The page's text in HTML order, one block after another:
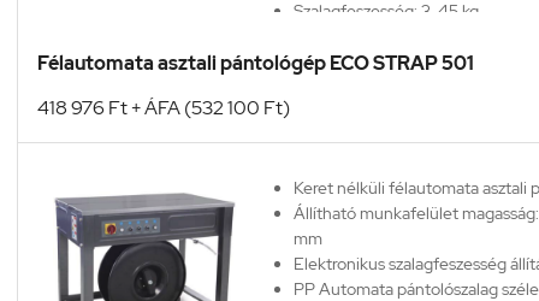
Szalagfeszesség: 3-45 kg
Minimum termék méret: H 80
Gép tömege: 85 kg
E-mail
elérhetőségünk:
Telefonos segítség:
Félautomata asztali pántológép ECO STRAP 501
418 976 Ft + ÁFA (532 100 Ft)
Keret nélküli félautomata asztali
Állítható munkafelület
mm
Elektronikus szalagfeszesség
PP Automata pántolószalag